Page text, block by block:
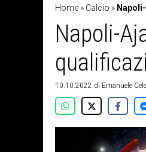
Home » Calcio »
Napoli-
10.10.2022 di Emanuele